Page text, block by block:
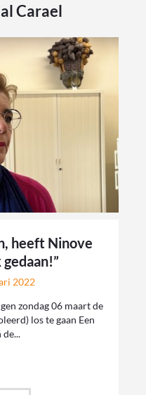
Carael
heeft Ninove
2022
zondag 06 maart de
los te gaan Een
de...